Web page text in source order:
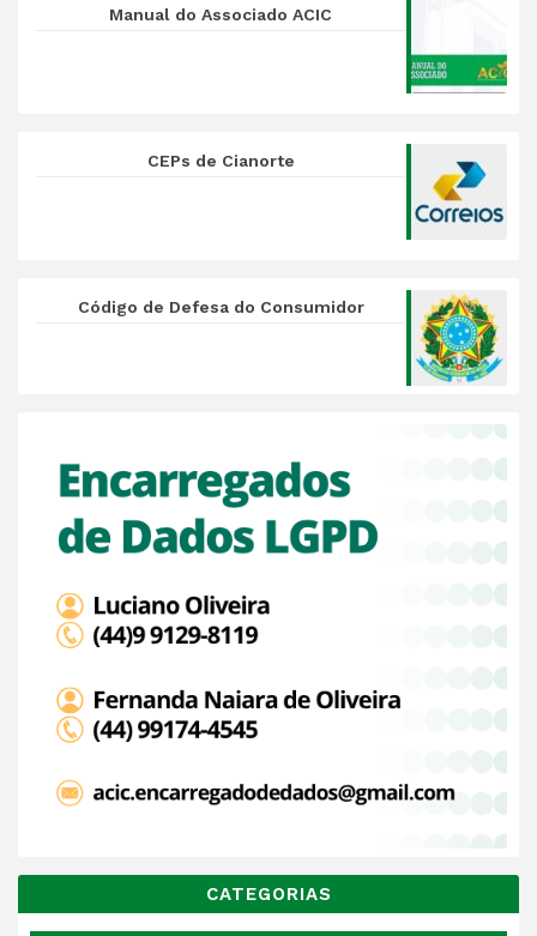
Manual do Associado ACIC
CEPs de Cianorte
Código de Defesa do Consumidor
CATEGORIAS